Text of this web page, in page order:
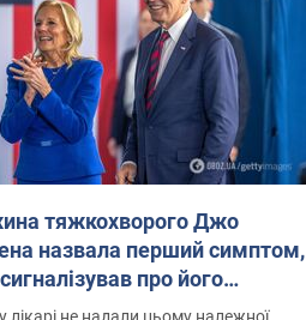
тяжкохворого Джо
назвала перший симптом,
про його
рак